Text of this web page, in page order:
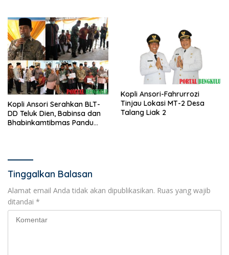
Kopli Ansori Serahkan BLT-
DD Teluk Dien, Babinsa dan
Bhabinkamtibmas Pandu
Kopli Ansori-Fahrurrozi
Tinjau Lokasi MT-2 Desa
Talang Liak 2
Tinggalkan Balasan
Alamat email Anda tidak akan dipublikasikan. Ruas yang wajib
ditandai *